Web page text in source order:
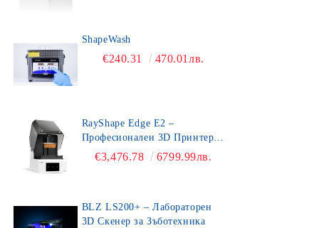
ShapeWash
€240.31 470.01лв.
RayShape Edge E2 –
Професионален 3D Принтер
за Зъботехника
€3,476.78 6799.99лв.
BLZ LS200+ – Лабораторен
3D Скенер за Зъботехника